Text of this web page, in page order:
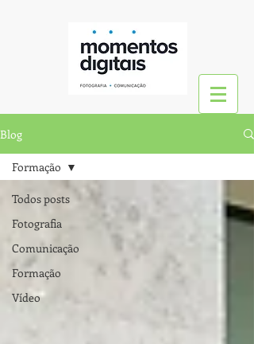
Blog
Todos posts
Fotografia
Comunicação
Formação
Vídeo
Formação